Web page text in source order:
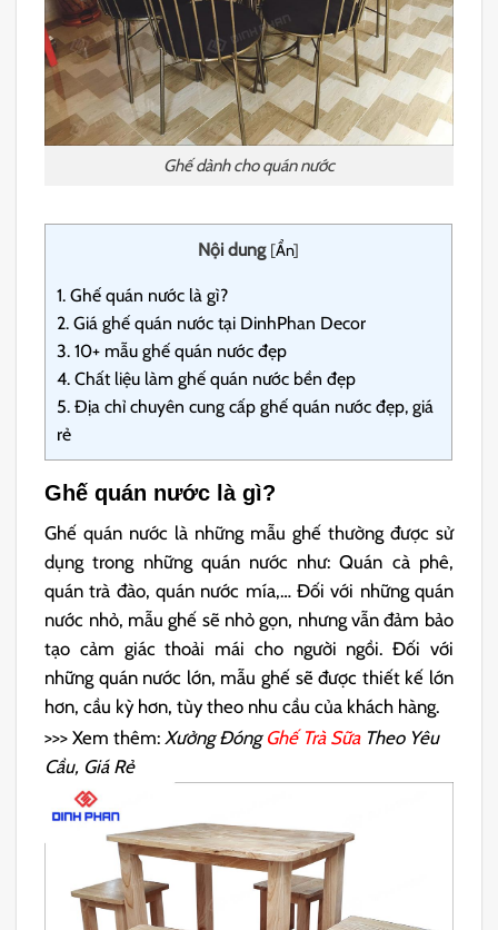
Ghế dành cho quán nước
Nội dung [Ẩn]
1. Ghế quán nước là gì?
2. Giá ghế quán nước tại DinhPhan Decor
3. 10+ mẫu ghế quán nước đẹp
4. Chất liệu làm ghế quán nước bền đẹp
5. Địa chỉ chuyên cung cấp ghế quán nước đẹp, giá
rẻ
Ghế quán nước là gì?
Ghế quán nước là những mẫu ghế thường được sử
dụng trong những quán nước như: Quán cà phê,
quán trà đào, quán nước mía,… Đối với những quán
nước nhỏ, mẫu ghế sẽ nhỏ gọn, nhưng vẫn đảm bảo
tạo cảm giác thoải mái cho người ngồi. Đối với
những quán nước lớn, mẫu ghế sẽ được thiết kế lớn
hơn, cầu kỳ hơn, tùy theo nhu cầu của khách hàng.
>>> Xem thêm: Xưởng Đóng Ghế Trà Sữa Theo Yêu
Cầu, Giá Rẻ